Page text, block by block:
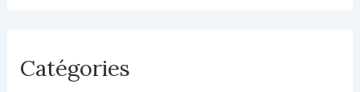
e
Catégories